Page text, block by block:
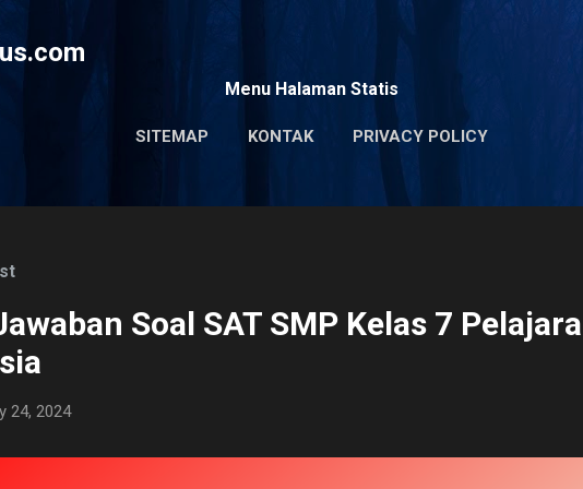
Menu Halaman Statis
SITEMAP KONTAK PRIVACY POLICY
Soal SAT SMP Kelas 7
24, 2024